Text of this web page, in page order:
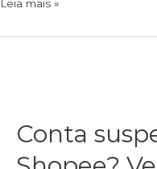
Leia mais »
Conta